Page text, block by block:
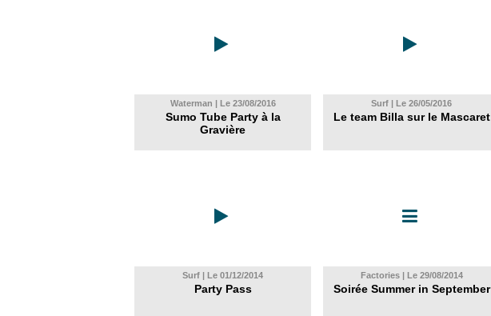
Waterman | Le 23/08/2016
Sumo Tube Party à la
Gravière
Surf | Le 26/05/2016
Le team Billa sur le Mascaret
Surf | Le 01/12/2014
Party Pass
Factories | Le 29/08/2014
Soirée Summer in September